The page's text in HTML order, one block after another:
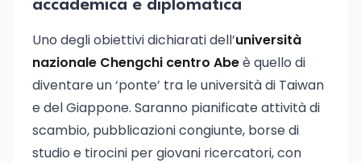
accademica e diplomatica
Uno degli obiettivi dichiarati dell’università
nazionale Chengchi centro Abeè quello di
diventare un ‘ponte’ tra le università di Taiwan
e del Giappone. Saranno pianificate attività di
scambio, pubblicazioni congiunte, borse di
studio e tirocini per giovani ricercatori, con